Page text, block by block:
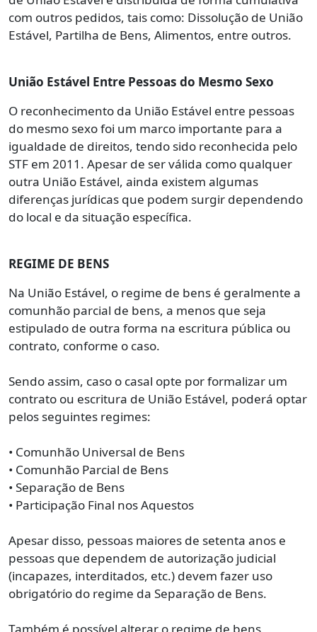
com outros pedidos, tais como: Dissolução de União
Estável, Partilha de Bens, Alimentos, entre outros.
União Estável Entre Pessoas do Mesmo Sexo
O reconhecimento da União Estável entre pessoas
do mesmo sexo foi um marco importante para a
igualdade de direitos, tendo sido reconhecida pelo
STF em 2011. Apesar de ser válida como qualquer
outra União Estável, ainda existem algumas
diferenças jurídicas que podem surgir dependendo
do local e da situação específica.
REGIME DE BENS
Na União Estável, o regime de bens é geralmente a
comunhão parcial de bens, a menos que seja
estipulado de outra forma na escritura pública ou
contrato, conforme o caso.
Sendo assim, caso o casal opte por formalizar um
contrato ou escritura de União Estável, poderá optar
pelos seguintes regimes:
• Comunhão Universal de Bens
• Comunhão Parcial de Bens
• Separação de Bens
• Participação Final nos Aquestos
Apesar disso, pessoas maiores de setenta anos e
pessoas que dependem de autorização judicial
(incapazes, interditados, etc.) devem fazer uso
obrigatório do regime da Separação de Bens.